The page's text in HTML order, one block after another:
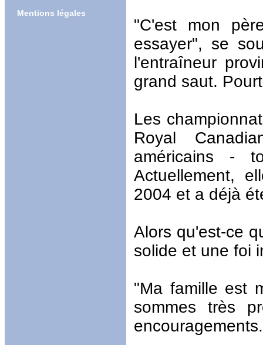
Mentions légales
"C'est mon
essayer", se
l'entraîneur
grand saut.
Les
Royal
américains -
Actuellement,
2004 et a déjà
Alors qu'est-ce
solide et une foi
"Ma famille est
sommes très
encouragements.